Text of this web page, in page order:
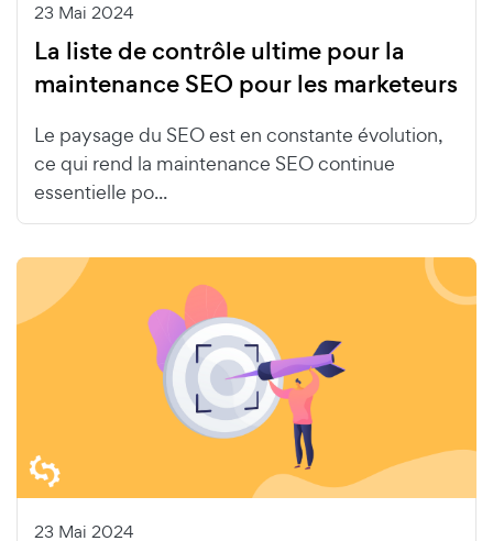
23 Mai 2024
La liste de contrôle ultime pour la
maintenance SEO pour les marketeurs
Le paysage du SEO est en constante évolution,
ce qui rend la maintenance SEO continue
essentielle po...
23 Mai 2024